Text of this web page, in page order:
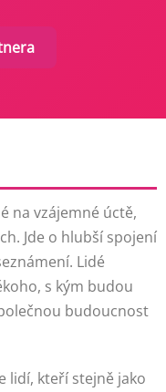
na vzájemné úctě,
Jde o hlubší spojení
Lidé
s kým budou
budoucnost
lidí, kteří stejně jako